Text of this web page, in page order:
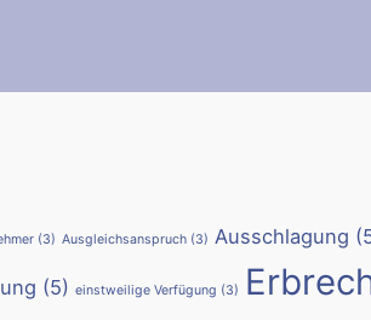
(3) Ausgleichsanspruch (3) Ausschlagung
(5) einstweilige Verfügung (3)